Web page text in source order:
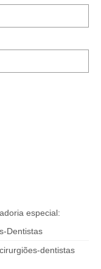
especial:
Dentistas
dentistas